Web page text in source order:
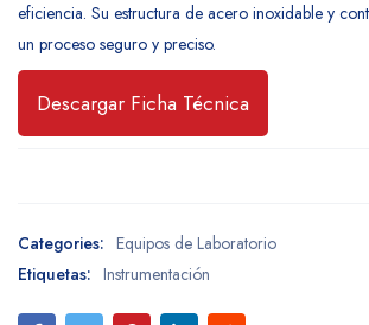
eficiencia. Su estructura de acero inoxidable y
un proceso seguro y preciso.
Descargar Ficha Técnica
Categories: Equipos de Laboratorio
Etiquetas: Instrumentación